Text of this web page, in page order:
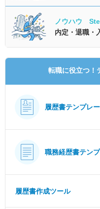
ノウハウ
内定・退職・
転職に役立つ！
履歴書テンプレ
職務経歴書テン
履歴書作成ツール